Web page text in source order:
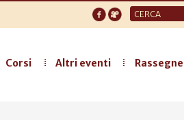
Form
di
Corsi Altri eventi Rassegne